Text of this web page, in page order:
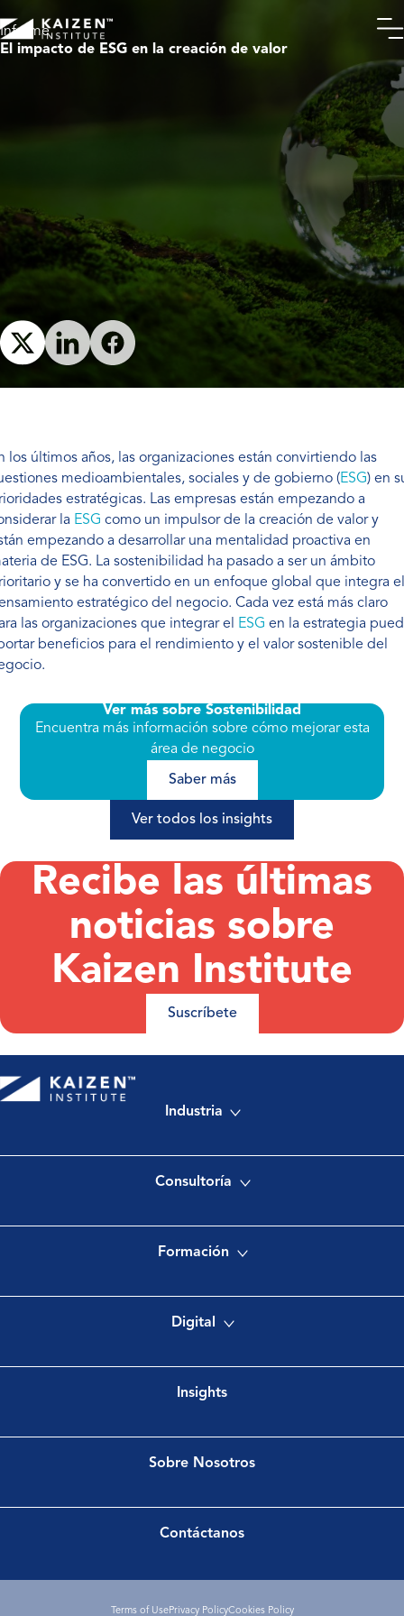
Informe
​El impacto de ESG en la creación de valor​​
los últimos años, las organizaciones están convirtiendo las
medioambientales, sociales y de gobierno (ESG) en
estratégicas. Las empresas están empezando a
la ESG como un impulsor de la creación de valor y
empezando a desarrollar una mentalidad proactiva en
de ESG. La sostenibilidad ha pasado a ser un ámbito
y se ha convertido en un enfoque global que integra el
estratégico del negocio. Cada vez está más claro
las organizaciones que integrar el
ESG en la estrategia
beneficios para el rendimiento y el valor sostenible del
Ver más sobre Sostenibilidad
Encuentra más información sobre cómo mejorar esta
área de negocio
Saber más
Ver todos los insights
Recibe las últimas
noticias sobre
Kaizen Institute
Suscríbete
Industria
Consultoría
Formación
Digital
Insights
Sobre Nosotros
Contáctanos
Terms of UsePrivacy PolicyCookies Policy